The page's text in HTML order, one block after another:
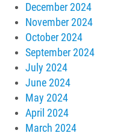
December 2024
November 2024
October 2024
September 2024
July 2024
June 2024
May 2024
April 2024
March 2024